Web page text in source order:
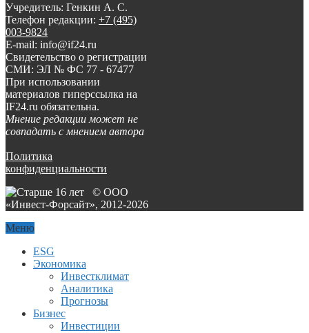
Учредитель: Генкин А. С.
Телефон редакции: +7 (495)
003-9824
E-mail: info@if24.ru
Свидетельство о регистрации
СМИ: ЭЛ № ФС 77 - 67477
При использовании
материалов гиперссылка на
IF24.ru обязательна.
Мнение редакции может не
совпадать с мнением автора
Политика
конфиденциальности
© ООО
«Инвест-Форсайт», 2012-2026
Меню
ESG
Экономика
Инвестклимат
Аналитика
Прогнозы
Бизнес
Инвестиции